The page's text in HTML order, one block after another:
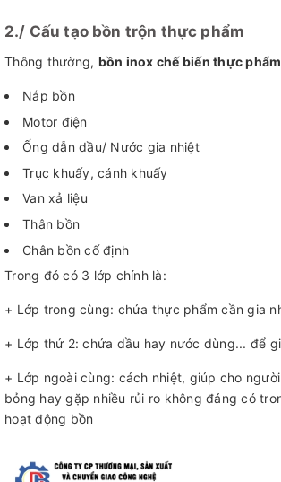
2./ Cấu tạo bồn trộn thực phẩm
Thông thường, bồn inox chế biến thực phẩm
Nắp bồn
Motor điện
Ống dẫn dầu/ Nước gia nhiệt
Trục khuấy, cánh khuấy
Van xả liệu
Thân bồn
Chân bồn cố định
Trong đó có 3 lớp chính là:
+ Lớp trong cùng: chứa thực phẩm cần gia
+ Lớp thứ 2: chứa dầu hay nước dùng... để
+ Lớp ngoài cùng: cách nhiệt, giúp cho
bỏng hay gặp nhiều rủi ro không đáng có
hoạt động bồn